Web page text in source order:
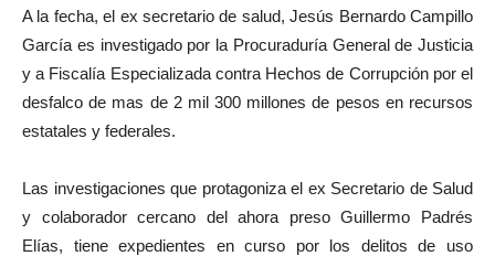
A la fecha, el ex secretario de salud, Jesús Bernardo Campillo
García es investigado por la Procuraduría General de Justicia
y a Fiscalía Especializada contra Hechos de Corrupción por el
desfalco de mas de 2 mil 300 millones de pesos en recursos
estatales y federales.
Las investigaciones que protagoniza el ex Secretario de Salud
y colaborador cercano del ahora preso Guillermo Padrés
Elías, tiene expedientes en curso por los delitos de uso